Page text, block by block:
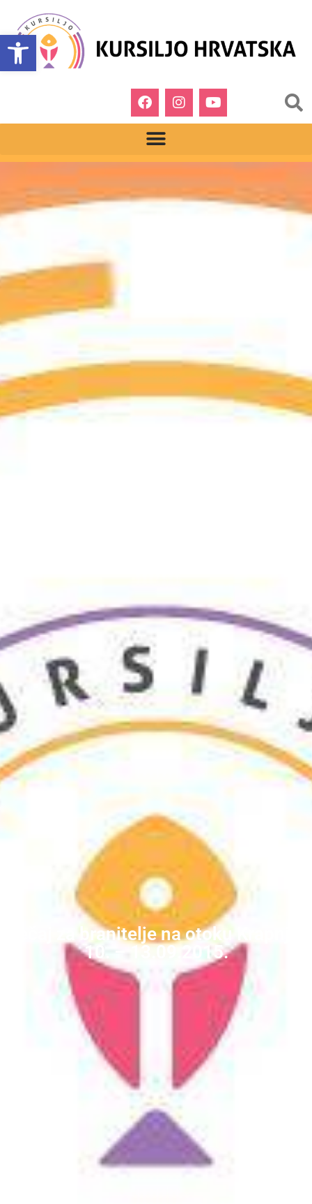
Open toolbar
Tečaj za branitelje na otoku Krapnju:
10. – 13.09.2015.